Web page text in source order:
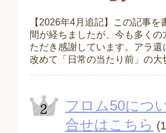
【2026年4月追記】この記事を
間が経ちましたが、今も多くの
ただき感謝しています。アラ還
改めて「日常の当たり前」の大
フロム50につ
合せはこちら